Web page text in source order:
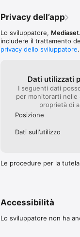
Privacy dell’app
Lo sviluppatore,
includere il trattamento
privacy dello sviluppatore.
Dati utilizzati
I seguenti dati
per monitorarti
proprietà di
Posizione
Dati sull’utilizzo
Le procedure per la
Accessibilità
Lo sviluppatore non ha